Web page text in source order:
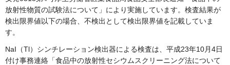
放射性物質の試験法について」により実施しています。検査結果が
検出限界値以下の場合、不検出として検出限界値を記載していま
す。
NaI（Tl）シンチレーション検出器による検査は、平成23年10月4日
付け事務連絡「食品中の放射性セシウムスクリーニング法について